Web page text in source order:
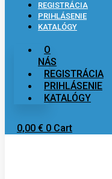
REGISTRÁCIA
PRIHLÁSENIE
KATALÓGY
O
NÁS
REGISTRÁCIA
PRIHLÁSENIE
KATALÓGY
0,00 € 0 Cart